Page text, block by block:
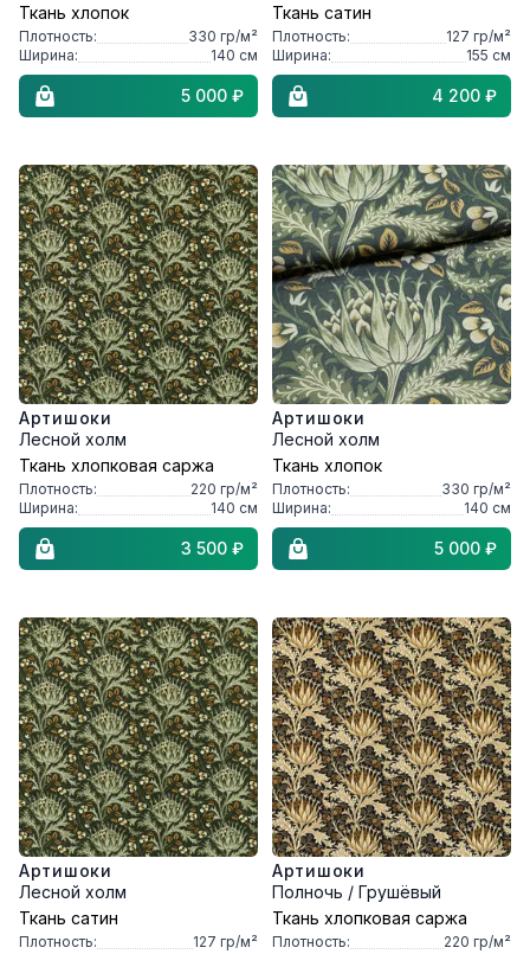
Ткань хлопок
Плотность: 330 гр/м²
Ширина:
140 см
5 000 ₽
Ткань сатин
Плотность: 127 гр/м²
Ширина:
155 см
4 200 ₽
Артишоки
Лесной холм
Ткань хлопковая саржа
Плотность: 220 гр/м²
Ширина:
140 см
3 500 ₽
Артишоки
Лесной холм
Ткань хлопок
Плотность: 330 гр/м²
Ширина:
140 см
5 000 ₽
Артишоки
Лесной холм
Ткань сатин
Плотность: 127 гр/м²
Артишоки
Полночь / Грушёвый
Ткань хлопковая саржа
Плотность: 220 гр/м²